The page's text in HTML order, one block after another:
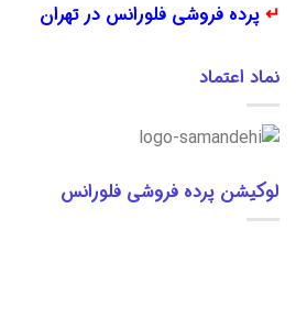
↵ پرده فروشی فلورانس در تهران
نماد اعتماد
لوکیشن پرده فروشی فلورانس